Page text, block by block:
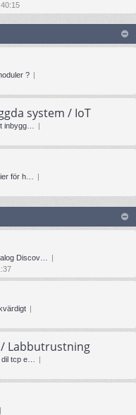
?
system / IoT
inbygg…
för h…
Discov…
Labbutrustning
tcp e…